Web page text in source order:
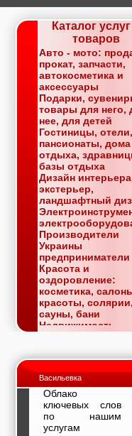
Каталог
товаров
Авто - мото:
прокат, запчасти,
автокосметика и
аксессуары
Подарки,
товары для него,
нее, для детей
Гостиницы, отели,
пансионаты, дома
отдыха,
базы отдыха
Дизайн
экстерьер,
ландшафтный
Производители
Украины
предприниматели
Красота и
оздоровление:
косметика,
красоты, солярии,
сауны, бани
Недвижимость,
Окна, стекло,
витражи, входные
группы, двери,
светопразрачные
фасады
Образование и
курсы, обучение,
Васильевка
Облако
ключевых слов
по нашим
услугам